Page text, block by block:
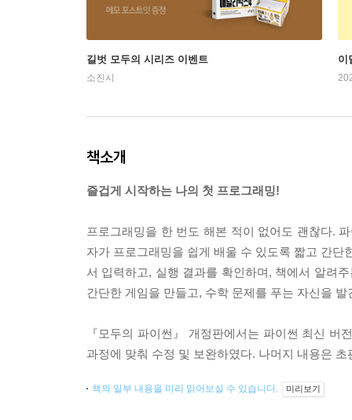
길벗 모두의 시리즈 이벤트
소진시
이
책소개
즐겁게 시작하는 나의 첫 프로그래밍!
프로그래밍을 한 번도 해본 적이 없어도 괜찮다.
자가 프로그래밍을 쉽게 배울 수 있도록 짧고 간
서 입력하고, 실행 결과를 확인하며, 책에서 알려
간단한 게임을 만들고, 수학 문제를 푸는 자신을 발
『모두의 파이썬』 개정판에서는 파이썬 최신 버
과정에 맞춰 수정 및 보완하였다. 나머지 내용은 초
책의 일부 내용을 미리 읽어보실 수 있습니다. 미리보기